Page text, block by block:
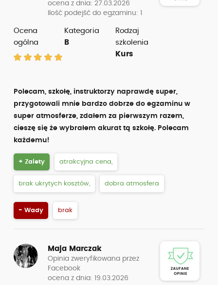
ocena z dnia: 27.03.2026
Ilość podejść do egzaminu: 1
Ocena
ogólna
Kategoria
B
Rodzaj
szkolenia
Kurs
Polecam, szkołę, instruktorzy naprawdę super,
przygotowali mnie bardzo dobrze do egzaminu w
super atmosferze, zdałem za pierwszym razem,
cieszę się że wybrałem akurat tą szkołę. Polecam
każdemu!
+ Zalety atrakcyjna cena,
brak ukrytych kosztów, dobra atmosfera
- Wady brak
Maja Marczak
Opinia zweryfikowana przez
Facebook
ocena z dnia: 19.03.2026